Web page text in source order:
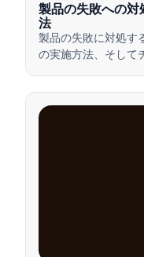
製品の失敗への
法
製品の失敗に対処す
の実施方法、そして